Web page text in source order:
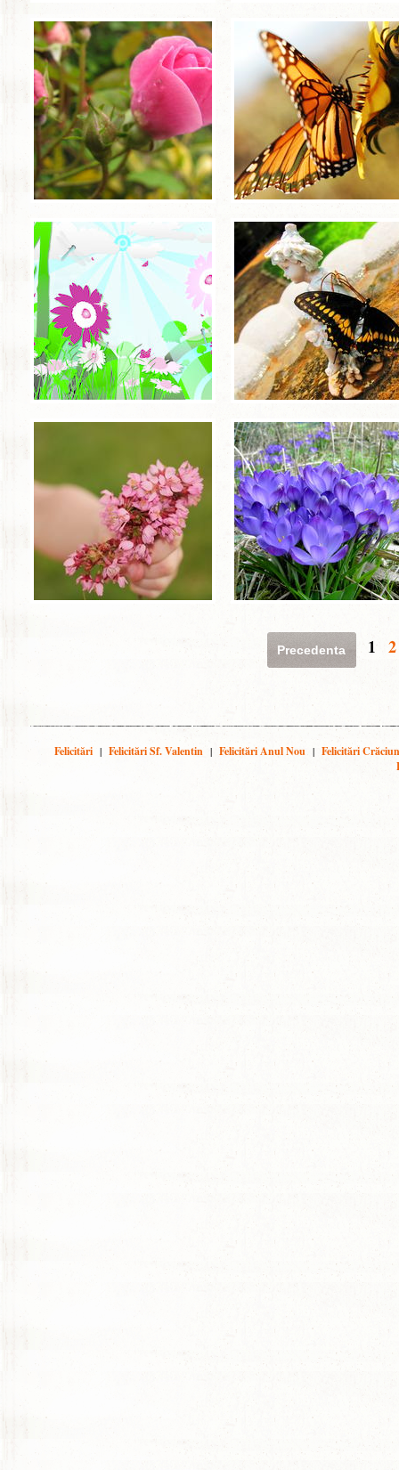
Precedenta 1 2
Felicitări | Felicitări Sf. Valentin | Felicitări Anul Nou | Felicitări